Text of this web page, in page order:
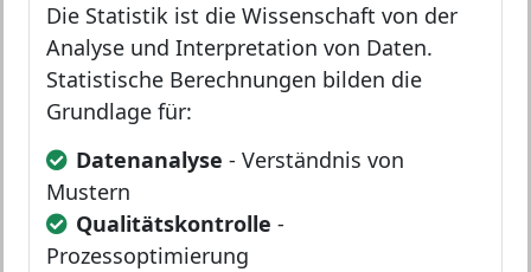
Die Statistik ist die Wissenschaft von der
Analyse und Interpretation von Daten.
Statistische Berechnungen bilden die
Grundlage für:
Datenanalyse - Verständnis von
Mustern
Qualitätskontrolle -
Prozessoptimierung